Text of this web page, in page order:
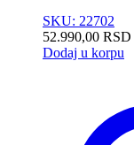
SKU: 22702
52.990,00 RSD
Dodaj u korpu